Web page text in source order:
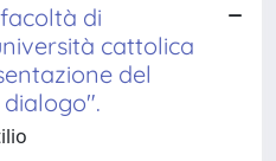
di
cattolica
del